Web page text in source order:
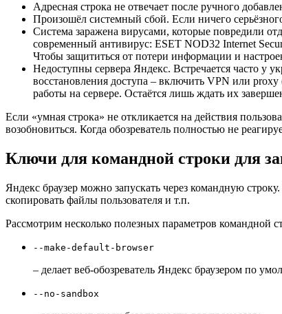
Адресная строка не отвечает после ручного
Произошёл системный сбой. Если ничего
Система заражена вирусами, которые повредили
современный антивирус: ESET NOD32 Internet
Чтобы защититься от потери информации и
Недоступны сервера Яндекс. Встречается часто у
восстановления доступа – включить VPN или
работы на сервере. Остаётся лишь ждать их
Если «умная строка» не откликается на действия
возобновиться. Когда обозреватель полностью не
Ключи для командной строки для
Яндекс браузер можно запускать через командную
скопировать файлы пользователя и т.п.
Рассмотрим несколько полезных параметров командной
--make-default-browser
– делает веб-обозреватель Яндекс браузером по
--no-sandbox